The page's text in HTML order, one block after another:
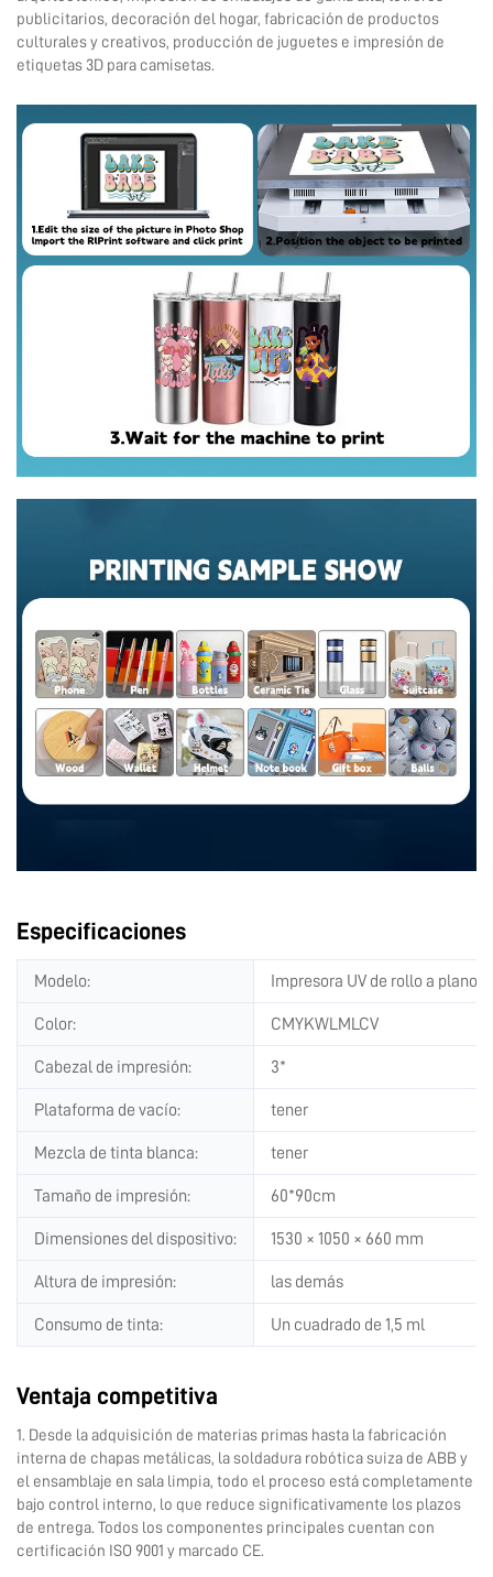
publicitarios, decoración del hogar, fabricación de productos
culturales y creativos, producción de juguetes e impresión de
etiquetas 3D para camisetas.
Especificaciones
Modelo: Impresora UV de rollo a plano
Color: CMYKWLMLCV
Cabezal de impresión: 3*
Plataforma de vacío: tener
Mezcla de tinta blanca: tener
Tamaño de impresión: 60*90cm
Dimensiones del dispositivo: 1530 × 1050 × 660 mm
Altura de impresión: las demás
Consumo de tinta: Un cuadrado de 1,5 ml
Ventaja competitiva
1. Desde la adquisición de materias primas hasta la fabricación
interna de chapas metálicas, la soldadura robótica suiza de ABB y
el ensamblaje en sala limpia, todo el proceso está completamente
bajo control interno, lo que reduce significativamente los plazos
de entrega. Todos los componentes principales cuentan con
certificación ISO 9001 y marcado CE.